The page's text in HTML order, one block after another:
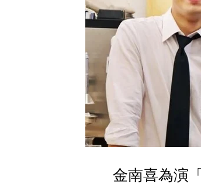
金南喜為演